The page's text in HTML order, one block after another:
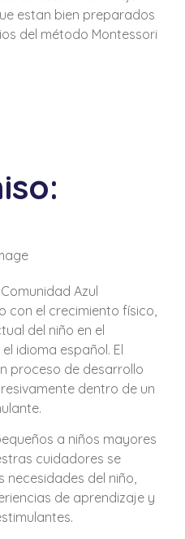
estan bien preparados
del método Montessori
Azul
con el crecimiento físico,
del niño en el
idioma español. El
proceso de desarrollo
dentro de un
a niños mayores
cuidadores se
del niño,
de aprendizaje y